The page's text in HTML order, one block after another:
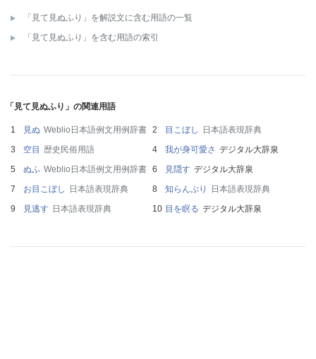
「見て見ぬふり」を解説文に含む用語の一覧
「見て見ぬふり」を含む用語の索引
「見て見ぬふり」の関連用語
見ぬ Weblio日本語例文用例辞書 目こぼし
日本語表現辞典
空目
歴史民俗用語 我が身可愛さ デジタル大辞泉
ぬふ Weblio日本語例文用例辞書 見隠す デジタル大辞泉
お目こぼし
日本語表現辞典 知らんぷり
日本語表現辞典
見逃す 日本語表現辞典 目を瞑る デジタル大辞泉